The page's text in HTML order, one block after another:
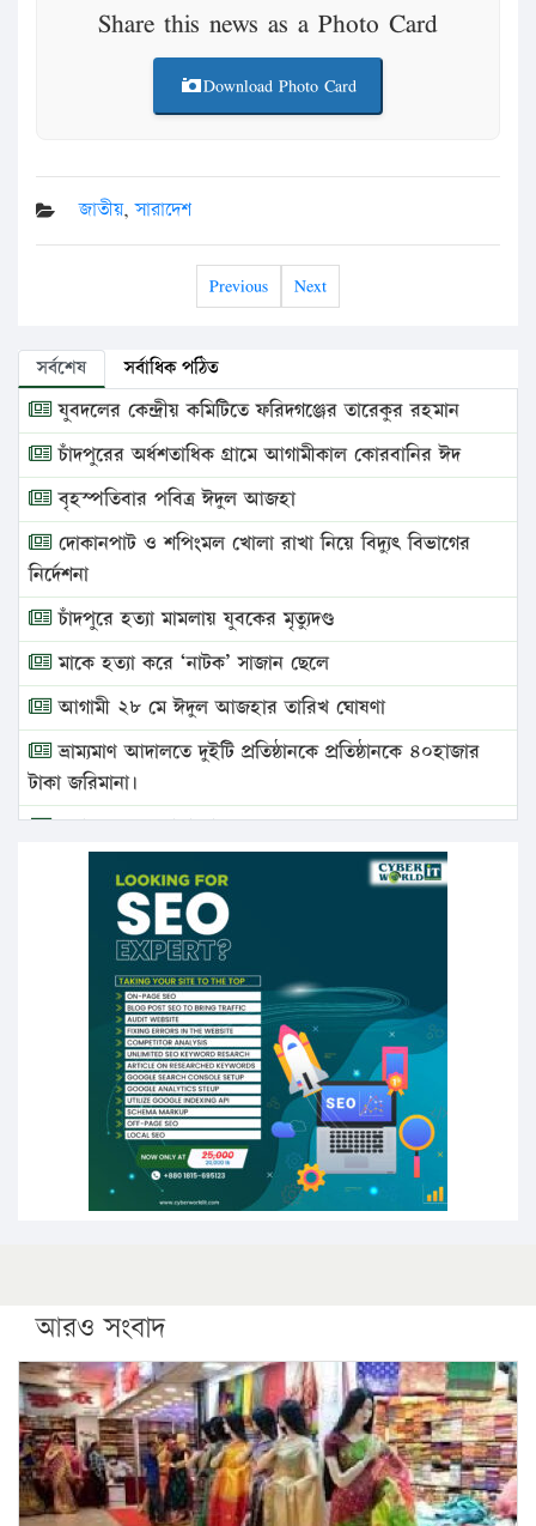
Share this news as a Photo Card
Download Photo Card
জাতীয়,সারাদেশ
Previous Next
সর্বশেষ সর্বাধিক পঠিত
যুবদলের কেন্দ্রীয় কমিটিতে ফরিদগঞ্জের তারেকুর রহমান
চাঁদপুরের অর্ধশতাধিক গ্রামে আগামীকাল কোরবানির ঈদ
বৃহস্পতিবার পবিত্র ঈদুল আজহা
দোকানপাট ও শপিংমল খোলা রাখা নিয়ে বিদ্যুৎ বিভাগের
নির্দেশনা
চাঁদপুরে হত্যা মামলায় যুবকের মৃত্যুদণ্ড
মাকে হত্যা করে ‘নাটক’ সাজান ছেলে
আগামী ২৮ মে ঈদুল আজহার তারিখ ঘোষণা
ভ্রাম্যমাণ আদালতে দুইটি প্রতিষ্ঠানকে প্রতিষ্ঠানকে ৪০হাজার
টাকা জরিমানা।
এবার লঞ্চের ভাড়া বাড়ল
১৭ থেকে ২১ শতাংশ বিদ্যুতের দাম বাড়ানোর প্রস্তাব পিডিবির
১৬ মে চাঁদপুর ও ২৫ মে ফেনী সফরে যাবেন প্রধানমন্ত্রী
উচ্চশিক্ষায় গৌরবময় অর্জন: পূর্ণ স্কলারশিপে যুক্তরাষ্ট্রে
পিএইচডি করছেন কুয়েটের কৃতি…
সারা দেশে বজ্রাঘাতে ১৪ জনের প্রাণহানি
কঠোর হচ্ছে এসএসসি ও এইচএসসি পরীক্ষা
ফরিদগঞ্জে আগুনে পুড়লো ৬ ব্যবসা প্রতিষ্ঠান
আরও সংবাদ